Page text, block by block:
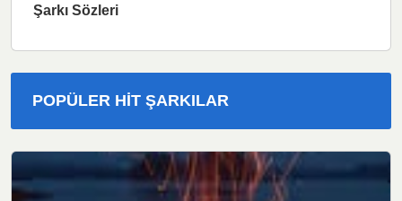
Şarkı Sözleri
POPÜLER HIT ŞARKILAR